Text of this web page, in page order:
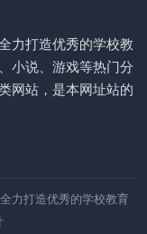
力打造优秀的学校教
小说、游戏等热门分
网站，是本网址站的
力打造优秀的学校教育